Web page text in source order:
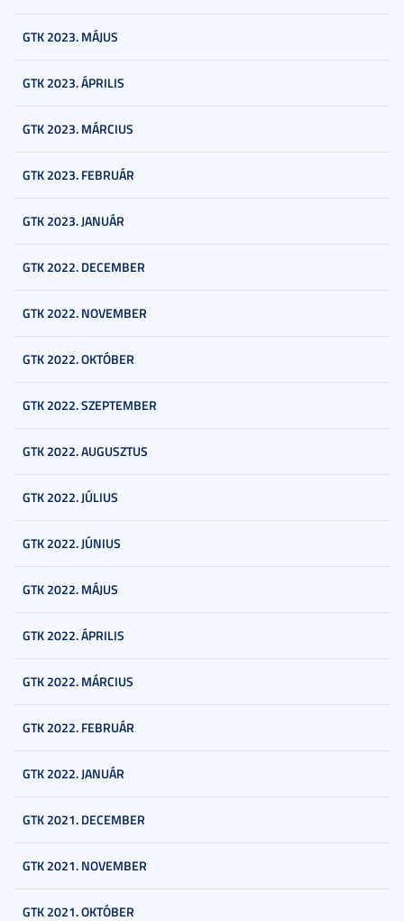
GTK 2023. MÁJUS
GTK 2023. ÁPRILIS
GTK 2023. MÁRCIUS
GTK 2023. FEBRUÁR
GTK 2023. JANUÁR
GTK 2022. DECEMBER
GTK 2022. NOVEMBER
GTK 2022. OKTÓBER
GTK 2022. SZEPTEMBER
GTK 2022. AUGUSZTUS
GTK 2022. JÚLIUS
GTK 2022. JÚNIUS
GTK 2022. MÁJUS
GTK 2022. ÁPRILIS
GTK 2022. MÁRCIUS
GTK 2022. FEBRUÁR
GTK 2022. JANUÁR
GTK 2021. DECEMBER
GTK 2021. NOVEMBER
GTK 2021. OKTÓBER